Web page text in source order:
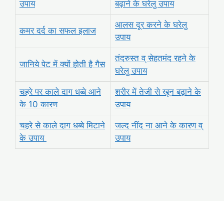
उपाय
बढ़ाने के घरेलु उपाय
कमर दर्द का सफल इलाज
आलस दूर करने के घरेलु
उपाय
जानिये पेट में क्यों होती है गैस
तंदरुस्त व् सेहतमंद रहने के
घरेलु उपाय
चहरे पर काले दाग धब्बे आने
के 10 कारण
शरीर में तेजी से खून बढ़ाने के
उपाय
चहरे से काले दाग धब्बे मिटाने
के उपाय
जल्द नींद ना आने के कारण व्
उपाय